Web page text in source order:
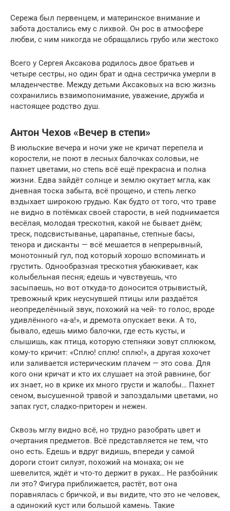
Сережа был первенцем, и материнское внимание и
забота достались ему с лихвой. Он рос в атмосфере
любви, с ним никогда не обращались грубо или жестоко
Всего у Сергея Аксакова родилось двое братьев и
четыре сестры, но один брат и одна сестричка умерли в
младенчестве. Между детьми Аксаковых на всю жизнь
сохранились взаимопонимание, уважение, дружба и
настоящее родство душ.
Антон Чехов «Вечер в степи»
В июльские вечера и ночи уже не кричат перепела и
коростели, не поют в лесных балочках соловьи, не
пахнет цветами, но степь всё ещё прекрасна и полна
жизни. Едва зайдёт солнце и землю окутает мгла, как
дневная тоска забыта, всё прощено, и степь легко
вздыхает широкою грудью. Как будто от того, что траве
не видно в потёмках своей старости, в ней поднимается
весёлая, молодая трескотня, какой не бывает днём;
треск, подсвистыванье, царапанье, степные басы,
тенора и дисканты — всё мешается в непрерывный,
монотонный гул, под который хорошо вспоминать и
грустить. Однообразная трескотня убаюкивает, как
колыбельная песня; едешь и чувствуешь, что
засыпаешь, но вот откуда-то доносится отрывистый,
тревожный крик неуснувшей птицы или раздаётся
неопределённый звук, похожий на чей- то голос, вроде
удивлённого «а-а!», и дремота опускает веки. А то,
бывало, едешь мимо балочки, где есть кусты, и
слышишь, как птица, которую степняки зовут сплюком,
кому-то кричит: «Сплю! сплю! сплю!», а другая хохочет
или заливается истерическим плачем — это сова. Для
кого они кричат и кто их слушает на этой равнине, бог
их знает, но в крике их много грусти и жалобы… Пахнет
сеном, высушенной травой и запоздалыми цветами, но
запах густ, сладко-приторен и нежен.
Сквозь мглу видно всё, но трудно разобрать цвет и
очертания предметов. Всё представляется не тем, что
оно есть. Едешь и вдруг видишь, впереди у самой
дороги стоит силуэт, похожий на монаха; он не
шевелится, ждёт и что-то держит в руках… Не разбойник
ли это? Фигура приближается, растёт, вот она
поравнялась с бричкой, и вы видите, что это не человек,
а одинокий куст или большой камень. Такие